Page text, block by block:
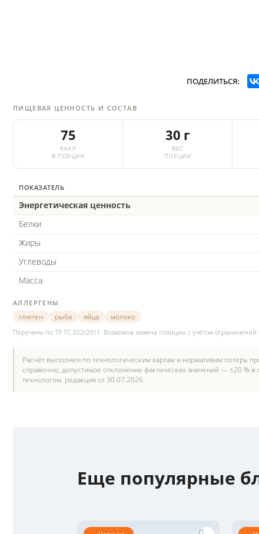
ПОДЕЛИТЬСЯ:
ПИЩЕВАЯ ЦЕННОСТЬ И СОСТАВ
75
ККАЛ
В ПОРЦИИ
30 г
ВЕС
ПОРЦИИ
ПОКАЗАТЕЛЬ
Энергетическая ценность
Белки
Жиры
Углеводы
Масса
АЛЛЕРГЕНЫ
глютен
рыба яйца
молоко
Перечень по ТР ТС 022/2011. Возможна замена позиции с учётом
Расчёт выполнен по технологическим картам и нормативам потерь
справочно; допустимое отклонение фактических значений — ±20 %
технологом, редакция от 30.07.2026.
Еще популярные